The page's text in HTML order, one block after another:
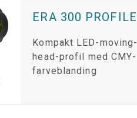
ERA 300 PROFILE
Kompakt LED-moving-
head-profil med CMY-
farveblanding